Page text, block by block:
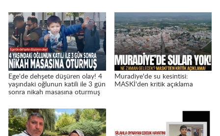
Ege'de dehşete düşüren olay! 4
yaşındaki oğlunun katili ile 3 gün
sonra nikah masasına oturmuş
Muradiye'de su kesintisi:
MASKİ'den kritik açıklama